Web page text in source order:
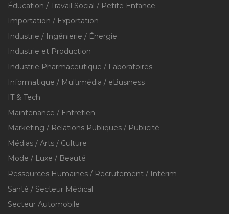
Éducation / Travail Social / Petite Enfance
Importation / Exportation
Industrie / Ingénierie / Énergie
Industrie et Production
Industrie Pharmaceutique / Laboratoires
Informatique / Multimédia / eBusiness
IT & Tech
Maintenance / Entretien
Marketing / Relations Publiques / Publicité
Médias / Arts / Culture
Mode / Luxe / Beauté
Ressources Humaines / Recrutement / Intérim
Santé / Secteur Médical
Secteur Automobile